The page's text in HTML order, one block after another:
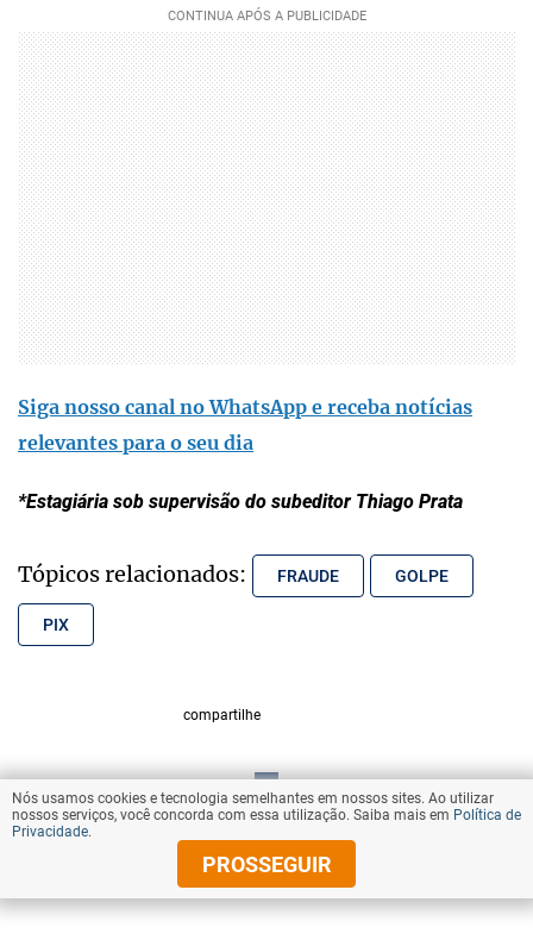
Siga nosso canal no WhatsApp e receba notícias
relevantes para o seu dia
*Estagiária sob supervisão do subeditor Thiago Prata
Tópicos relacionados: FRAUDE GOLPE
PIX
compartilhe
VOLTAR AO TOPO
© Copyright 2026 Diários Associados
Nós usamos cookies e tecnologia semelhantes em nossos sites. Ao utilizar
nossos serviços, você concorda com essa utilização. Saiba mais em Política de
Privacidade.
PROSSEGUIR